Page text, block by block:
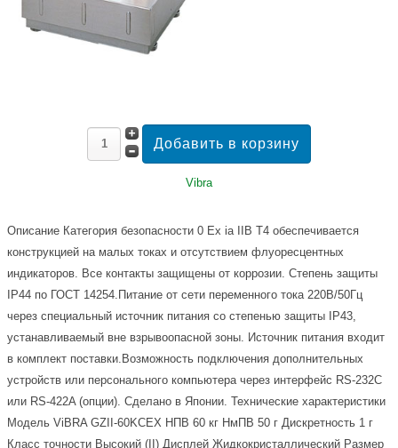
Vibra
Описание Категория безопасности 0 Ex ia IIB T4 обеспечивается
конструкцией на малых токах и отсутствием флуоресцентных
индикаторов. Все контакты защищены от коррозии. Степень защиты
IP44 по ГОСТ 14254.Питание от сети переменного тока 220В/50Гц
через специальный источник питания со степенью защиты IP43,
устанавливаемый вне взрывоопасной зоны. Источник питания входит
в комплект поставки.Возможность подключения дополнительных
устройств или персонального компьютера через интерфейс RS-232C
или RS-422A (опции). Сделано в Японии. Технические характеристики
Модель ViBRA GZII-60KCEX НПВ 60 кг НмПВ 50 г Дискретность 1 г
Класс точности Высокий (II) Дисплей Жидкокристаллический Размер